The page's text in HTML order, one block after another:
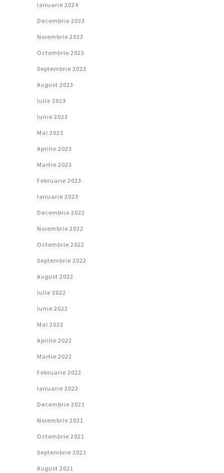
Ianuarie 2024
Decembrie 2023
Noiembrie 2023
Octombrie 2023
Septembrie 2023
August 2023
Iulie 2023
Iunie 2023
Mai 2023
Aprilie 2023
Martie 2023
Februarie 2023
Ianuarie 2023
Decembrie 2022
Noiembrie 2022
Octombrie 2022
Septembrie 2022
August 2022
Iulie 2022
Iunie 2022
Mai 2022
Aprilie 2022
Martie 2022
Februarie 2022
Ianuarie 2022
Decembrie 2021
Noiembrie 2021
Octombrie 2021
Septembrie 2021
August 2021